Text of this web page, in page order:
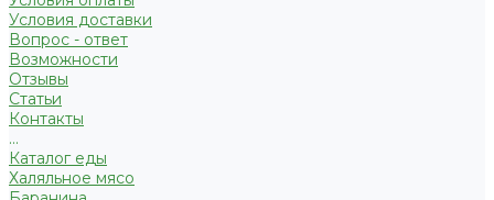
Условия доставки
Вопрос - ответ
Возможности
Отзывы
Статьи
Контакты
...
Каталог еды
Халяльное мясо